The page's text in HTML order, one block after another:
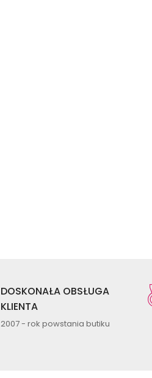
DOSKONAŁA OBSŁUGA
KLIENTA
2007 - rok powstania butiku